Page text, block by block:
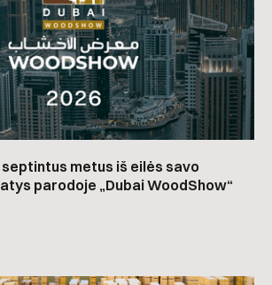
septintus metus iš eilės savo
parodoje „Dubai WoodShow“